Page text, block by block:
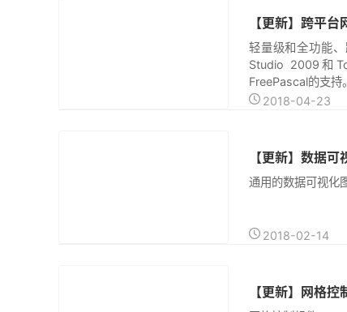
【更新】跨平
轻量级和全功能
Studio 2009和
FreePascal的支持。
2018-04-23
通用的数据可视化
2018-02-14
【更新】网格